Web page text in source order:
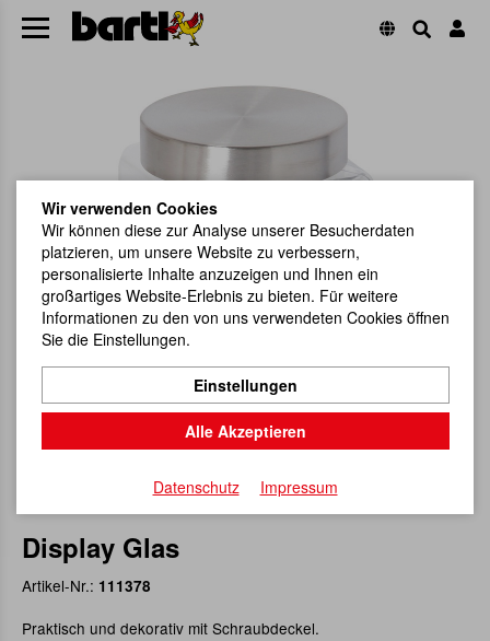
Display Glas
Artikel-Nr.: 111378
Praktisch und dekorativ mit Schraubdeckel.
Wir verwenden Cookies
Wir können diese zur Analyse unserer Besucherdaten
platzieren, um unsere Website zu verbessern,
personalisierte Inhalte anzuzeigen und Ihnen ein
großartiges Website-Erlebnis zu bieten. Für weitere
Informationen zu den von uns verwendeten Cookies öffnen
Sie die Einstellungen.
Einstellungen
Alle Akzeptieren
Datenschutz Impressum